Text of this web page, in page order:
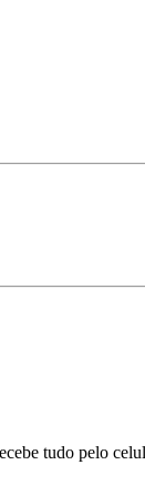
tudo pelo